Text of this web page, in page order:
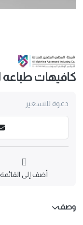
كافيهات
دعوة للتسعير
أضف إلى القائمة
وصف